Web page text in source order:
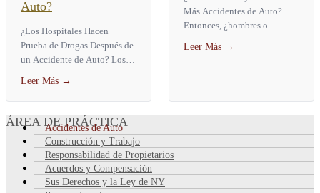
Auto?
¿Los Hospitales Hacen
Prueba de Drogas Después de
un Accidente de Auto? Los
prueba de drogas de forma
automática a cada paciente
de...
Leer Más →
Más Accidentes de Auto?
Entonces, ¿hombres o
accidentes de auto? Los
Leer Más →
ÁREA DE PRÁCTICA
Accidentes de Auto
Construcción y Trabajo
Responsabilidad de Propietarios
Acuerdos y Compensación
Sus Derechos y la Ley de NY